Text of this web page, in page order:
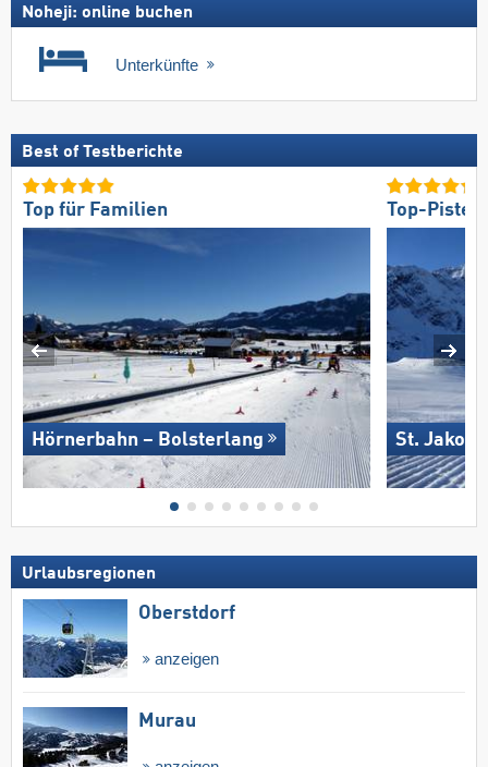
Noheji: online buchen
Unterkünfte
Best of Testberichte
Top für Familien
Hörnerbahn – Bolsterlang
Top-
St. Jakob
Urlaubsregionen
Oberstdorf
anzeigen
Murau